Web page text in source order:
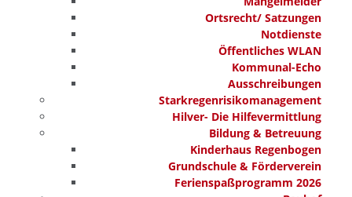
Ortsrecht/ Satzungen
Notdienste
Öffentliches WLAN
Kommunal-Echo
Ausschreibungen
Starkregenrisikomanagement
Hilver- Die Hilfevermittlung
Bildung & Betreuung
Kinderhaus Regenbogen
Grundschule & Förderverein
Ferienspaßprogramm 2026